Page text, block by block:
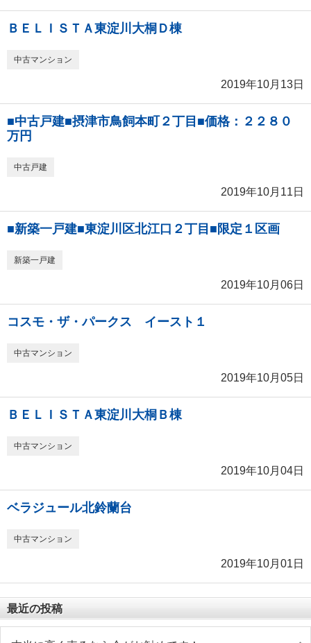
ＢＥＬＩＳＴＡ東淀川大桐Ｄ棟
中古マンション
2019年10月13日
■中古戸建■摂津市鳥飼本町２丁目■価格：２２８０
万円
中古戸建
2019年10月11日
■新築一戸建■東淀川区北江口２丁目■限定１区画
新築一戸建
2019年10月06日
コスモ・ザ・パークス イースト１
中古マンション
2019年10月05日
ＢＥＬＩＳＴＡ東淀川大桐Ｂ棟
中古マンション
2019年10月04日
ベラジュール北鈴蘭台
中古マンション
2019年10月01日
最近の投稿